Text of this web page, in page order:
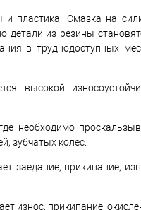
и пластика. Смазка на
из резины
в труднодоступных
высокой
необходимо
зубчатых колес.
заедание, прикипание,
износ, прикипание,